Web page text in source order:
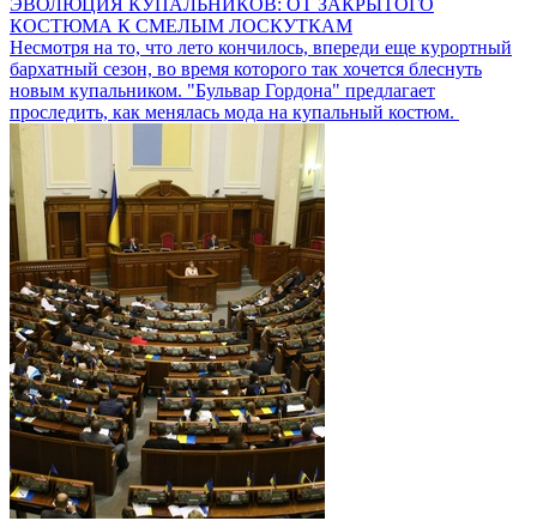
КОСТЮМА К СМЕЛЫМ ЛОСКУТКАМ
Несмотря на то, что лето кончилось, впереди еще курортный
бархатный сезон, во время которого так хочется блеснуть
новым купальником. "Бульвар Гордона" предлагает
проследить, как менялась мода на купальный костюм.